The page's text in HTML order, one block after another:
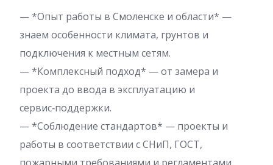
— *Опыт работы в Смоленске и области* —
знаем особенности климата, грунтов и
подключения к местным сетям.
— *Комплексный подход* — от замера и
проекта до ввода в эксплуатацию и
сервис‑поддержки.
— *Соблюдение стандартов* — проекты и
работы в соответствии с СНиП, ГОСТ,